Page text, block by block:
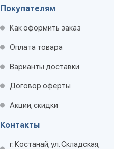
Покупателям
Как оформить заказ
Оплата товара
Варианты доставки
Договор оферты
Акции, скидки
Контакты
г. Костанай, ул. Складская,